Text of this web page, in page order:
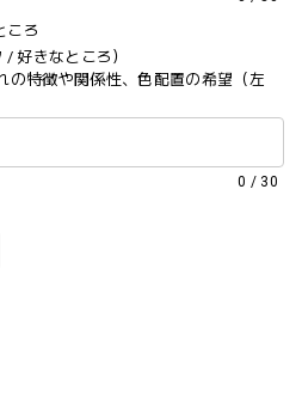
ころ
好きなところ）
の特徴や関係性、色配置の希望（左
0 / 30